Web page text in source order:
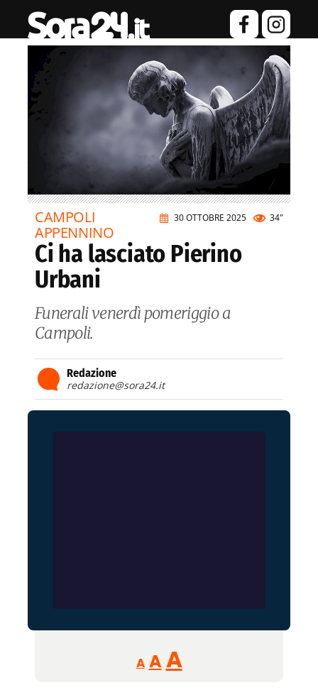
30 OTTOBRE 2025 34"
CAMPOLI
APPENNINO
Ci ha lasciato Pierino
Urbani
Funerali venerdì pomeriggio a
Campoli.
Redazione
redazione@sora24.it
A
Reducir
tamaño
A Restablecer
AAumentar